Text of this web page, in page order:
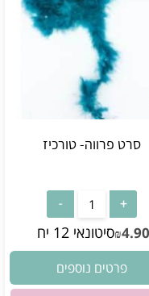
סרט פרווה- טורכיז
₪4.90 סיטונאי 12 יח
פרטים נוספים